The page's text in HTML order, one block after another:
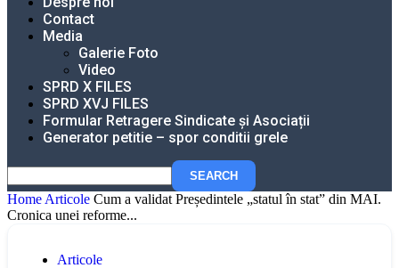
Contact
Media
Galerie Foto
Video
SPRD X FILES
SPRD XVJ FILES
Formular Retragere Sindicate și Asociații
Generator petitie – spor conditii grele
Home Articole Cum a validat Președintele „statul în stat” din MAI.
Cronica unei reforme...
Articole